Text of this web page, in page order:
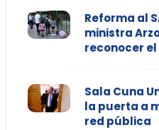
Reforma al
ministra
reconocer
Sala Cuna
la puerta a
red pública